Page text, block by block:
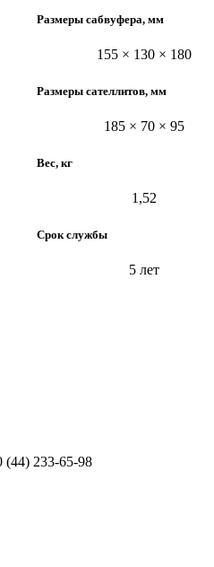
Размеры сабвуфера, мм
155 × 130 × 180
Размеры сателлитов, мм
185 × 70 × 95
Вес, кг
1,52
Срок службы
5 лет
(44) 233-65-98